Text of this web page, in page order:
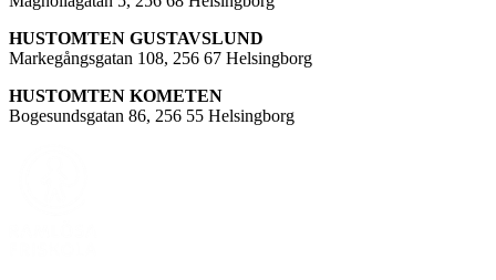
HUSTOMTEN GUSTAVSLUND
Markegångsgatan 108, 256 67 Helsingborg
HUSTOMTEN KOMETEN
Bogesundsgatan 86, 256 55 Helsingborg